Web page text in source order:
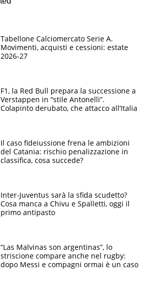
Tabellone Calciomercato Serie A.
Movimenti, acquisti e cessioni: estate
2026-27
F1, la Red Bull prepara la successione a
Verstappen in “stile Antonelli”.
Colapinto derubato, che attacco all’Italia
Il caso fideiussione frena le ambizioni
del Catania: rischio penalizzazione in
classifica, cosa succede?
Inter-Juventus sarà la sfida scudetto?
Cosa manca a Chivu e Spalletti, oggi il
primo antipasto
“Las Malvinas son argentinas”, lo
striscione compare anche nel rugby:
dopo Messi e compagni ormai è un caso